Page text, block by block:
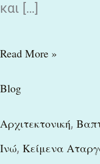
και […]
Read More »
Blog
Αρχιτεκτονική,
Ινώ, Κείμενα